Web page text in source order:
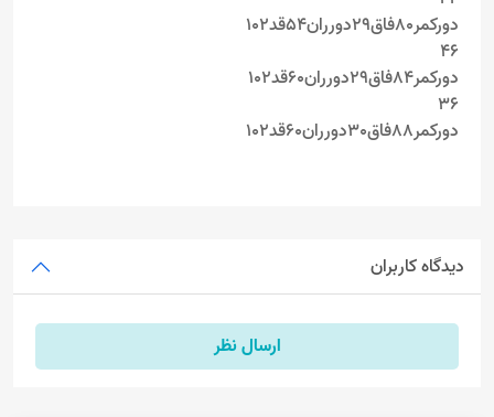
دورکمر80فاق29دورران54قد102
۴۶
دورکمر84فاق29دورران60قد۱۰2
36
دورکمر88فاق30دورران60قد۱۰2
دیدگاه کاربران
ارسال نظر